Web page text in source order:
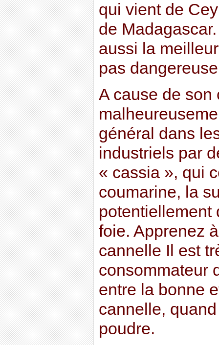
qui vient de
de
aussi la
pas
A cause de son
général dans
industriels par
« cassia », qui
coumarine, la
potentiellement
foie. Apprenez
cannelle Il est
consommateur
entre la bonne
cannelle,
poudre.